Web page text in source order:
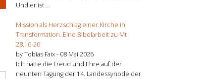
Und er ist ...
Mission als Herzschlag einer Kirche in
Transformation. Eine Bibelarbeit zu Mt
28,16-20
by Tobias Faix - 08 Mai 2026
Ich hatte die Freud und Ehre auf der
neunten Tagung der 14. Landessynode der